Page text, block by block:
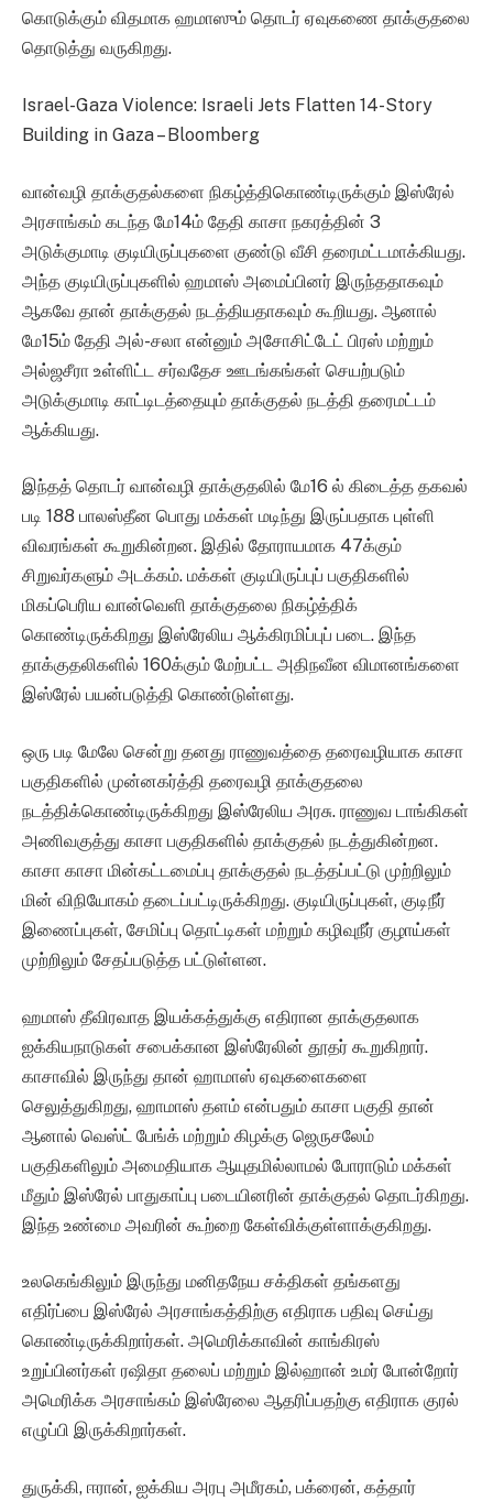
கொடுக்கும் விதமாக ஹமாஸும் தொடர் ஏவுகணை தாக்குதலை
தொடுத்து வருகிறது.
Israel-Gaza Violence: Israeli Jets Flatten 14-Story
Building in Gaza – Bloomberg
வான்வழி தாக்குதல்களை நிகழ்த்திகொண்டிருக்கும் இஸ்ரேல்
அரசாங்கம் கடந்த மே14ம் தேதி காசா நகரத்தின் 3
அடுக்குமாடி குடியிருப்புகளை குண்டு வீசி தரைமட்டமாக்கியது.
அந்த குடியிருப்புகளில் ஹமாஸ் அமைப்பினர் இருந்ததாகவும்
ஆகவே தான் தாக்குதல் நடத்தியதாகவும் கூறியது. ஆனால்
மே15ம் தேதி அல்-சலா என்னும் அசோசிட்டேட் பிரஸ் மற்றும்
அல்ஜசீரா உள்ளிட்ட சர்வதேச ஊடங்கங்கள் செயற்படும்
அடுக்குமாடி காட்டிடத்தையும் தாக்குதல் நடத்தி தரைமட்டம்
ஆக்கியது.
இந்தத் தொடர் வான்வழி தாக்குதலில் மே16 ல் கிடைத்த தகவல்
படி 188 பாலஸ்தீன பொது மக்கள் மடிந்து இருப்பதாக புள்ளி
விவரங்கள் கூறுகின்றன. இதில் தோராயமாக 47க்கும்
சிறுவர்களும் அடக்கம். மக்கள் குடியிருப்புப் பகுதிகளில்
மிகப்பெரிய வான்வெளி தாக்குதலை நிகழ்த்திக்
கொண்டிருக்கிறது இஸ்ரேலிய ஆக்கிரமிப்புப் படை. இந்த
தாக்குதலிகளில் 160க்கும் மேற்பட்ட அதிநவீன விமானங்களை
இஸ்ரேல் பயன்படுத்தி கொண்டுள்ளது.
ஒரு படி மேலே சென்று தனது ராணுவத்தை தரைவழியாக காசா
பகுதிகளில் முன்னகர்த்தி தரைவழி தாக்குதலை
நடத்திக்கொண்டிருக்கிறது இஸ்ரேலிய அரசு. ராணுவ டாங்கிகள்
அணிவகுத்து காசா பகுதிகளில் தாக்குதல் நடத்துகின்றன.
காசா காசா மின்கட்டமைப்பு தாக்குதல் நடத்தப்பட்டு முற்றிலும்
மின் விநியோகம் தடைப்பட்டிருக்கிறது. குடியிருப்புகள், குடிநீர்
இணைப்புகள், சேமிப்பு தொட்டிகள் மற்றும் கழிவுநீர் குழாய்கள்
முற்றிலும் சேதப்படுத்த பட்டுள்ளன.
ஹமாஸ் தீவிரவாத இயக்கத்துக்கு எதிரான தாக்குதலாக
ஐக்கியநாடுகள் சபைக்கான இஸ்ரேலின் தூதர் கூறுகிறார்.
காசாவில் இருந்து தான் ஹாமாஸ் ஏவுகளைகளை
செலுத்துகிறது, ஹாமாஸ் தளம் என்பதும் காசா பகுதி தான்
ஆனால் வெஸ்ட் பேங்க் மற்றும் கிழக்கு ஜெருசலேம்
பகுதிகளிலும் அமைதியாக ஆயுதமில்லாமல் போராடும் மக்கள்
மீதும் இஸ்ரேல் பாதுகாப்பு படையினரின் தாக்குதல் தொடர்கிறது.
இந்த உண்மை அவரின் கூற்றை கேள்விக்குள்ளாக்குகிறது.
உலகெங்கிலும் இருந்து மனிதநேய சக்திகள் தங்களது
எதிர்ப்பை இஸ்ரேல் அரசாங்கத்திற்கு எதிராக பதிவு செய்து
கொண்டிருக்கிறார்கள். அமெரிக்காவின் காங்கிரஸ்
உறுப்பினர்கள் ரஷிதா தலைப் மற்றும் இல்ஹான் உமர் போன்றோர்
அமெரிக்க அரசாங்கம் இஸ்ரேலை ஆதரிப்பதற்கு எதிராக குரல்
எழுப்பி இருக்கிறார்கள்.
துருக்கி, ஈரான், ஐக்கிய அரபு அமீரகம், பக்ரைன், கத்தார்